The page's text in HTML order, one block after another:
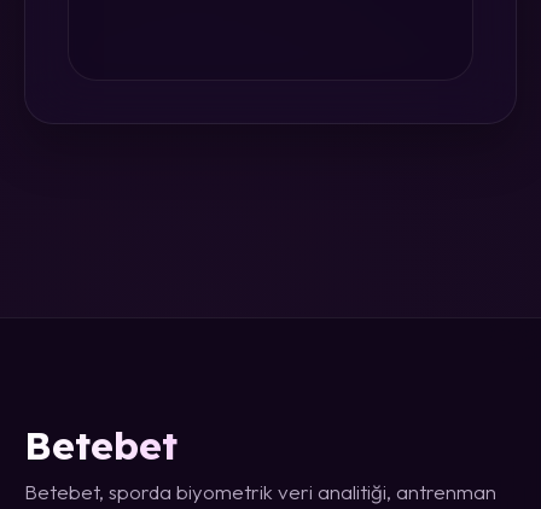
Betebet
Betebet, sporda biyometrik veri analitiği, antrenman